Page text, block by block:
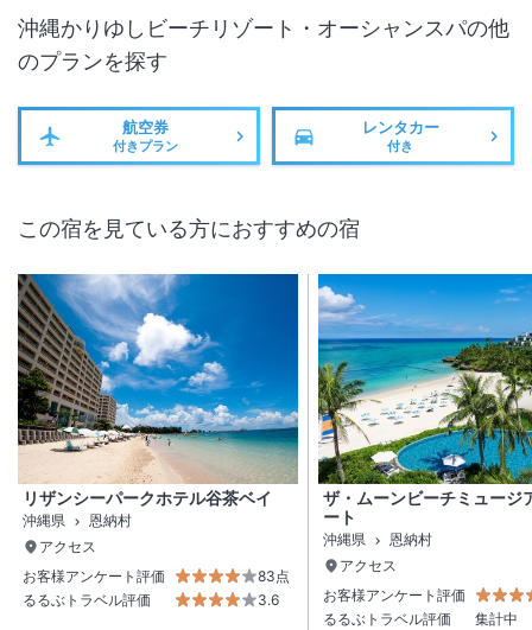
沖縄かりゆしビーチリゾート・オーシャンスパの他
のプランを探す
航空券
付きプラン
レンタカー
付き
この宿を見ている方におすすめの宿
リザンシーパークホテル谷茶ベイ
沖縄県
恩納村
アクセス
お客様アンケート評価
83点
るるぶトラベル評価
3.6
ザ・ムーンビーチミュージ
ート
沖縄県
恩納村
アクセス
お客様アンケート評価
るるぶトラベル評価
集計中